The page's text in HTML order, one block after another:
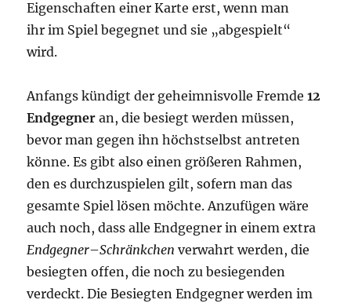
Eigenschaften einer Karte erst, wenn man
ihr im Spiel begegnet und sie „abgespielt“
wird.
Anfangs kündigt der geheimnisvolle Fremde12
Endgegner an, die besiegt werden müssen,
bevor man gegen ihn höchstselbst antreten
könne. Es gibt also einen größeren Rahmen,
den es durchzuspielen gilt, sofern man das
gesamte Spiel lösen möchte. Anzufügen wäre
auch noch, dass alle Endgegner in einem extra
Endgegner–Schränkchen verwahrt werden, die
besiegten offen, die noch zu besiegenden
verdeckt. Die Besiegten Endgegner werden im